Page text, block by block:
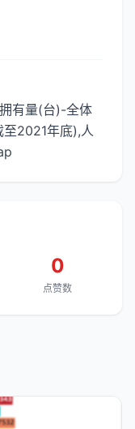
有量(台)-全体
2021年底),人
0
点赞数